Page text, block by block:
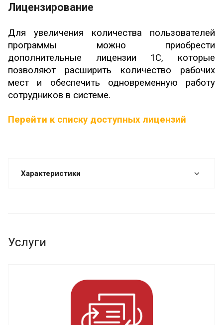
Лицензирование
Для увеличения количества пользователей
программы можно приобрести
дополнительные лицензии 1С, которые
позволяют расширить количество рабочих
мест и обеспечить одновременную работу
сотрудников в системе.
Перейти к списку доступных лицензий
Характеристики
Услуги